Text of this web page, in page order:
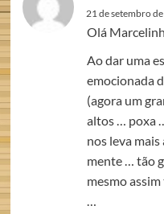
21 de setembro
Olá
Ao dar uma
emocionada
(agora um
altos … poxa
nos leva
mente … tão
mesmo
…